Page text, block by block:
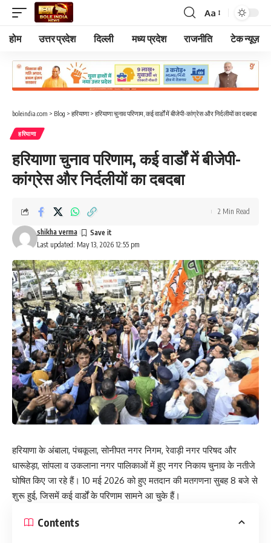
Font
Resizer
Aa
होम उत्तर प्रदेश दिल्ली मध्य प्रदेश राजनीति टेक न्यूज़
boleindia.com > Blog > हरियाणा> हरियाणा चुनाव परिणाम, कई वार्डों में बीजेपी-कांग्रेस और निर्दलीयों का दबदबा
हरियाणा
हरियाणा चुनाव परिणाम, कई वार्डों में बीजेपी-
कांग्रेस और निर्दलीयों का दबदबा
Last updated: May 13, 2026 12:55 pm
shikha verma
2 Min Read
हरियाणा के अंबाला, पंचकूला, सोनीपत नगर निगम, रेवाड़ी नगर परिषद और
धारूहेड़ा, सांपला व उकलाना नगर पालिकाओं में हुए नगर निकाय चुनाव के नतीजे
घोषित किए जा रहे हैं। 10 मई 2026 को हुए मतदान की मतगणना सुबह 8 बजे से
शुरू हुई, जिसमें कई वार्डों के परिणाम सामने आ चुके हैं।
Contents